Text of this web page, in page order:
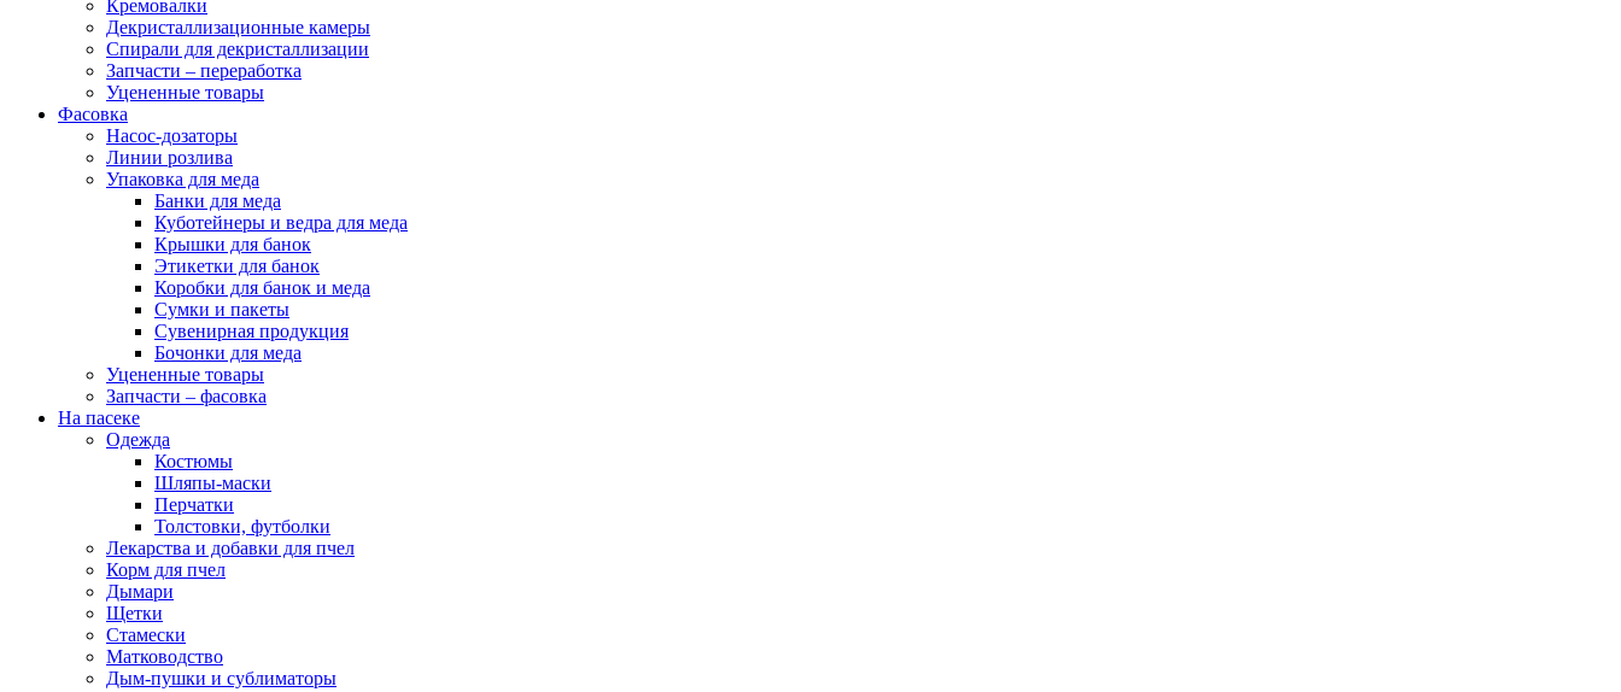
Кремовалки
Декристаллизационные камеры
Спирали для декристаллизации
Запчасти – переработка
Уцененные товары
Фасовка
Насос-дозаторы
Линии розлива
Упаковка для меда
Банки для меда
Куботейнеры и ведра для меда
Крышки для банок
Этикетки для банок
Коробки для банок и меда
Сумки и пакеты
Сувенирная продукция
Бочонки для меда
Уцененные товары
Запчасти – фасовка
На пасеке
Одежда
Костюмы
Шляпы-маски
Перчатки
Толстовки, футболки
Лекарства и добавки для пчел
Корм для пчел
Дымари
Щетки
Стамески
Матководство
Дым-пушки и сублиматоры